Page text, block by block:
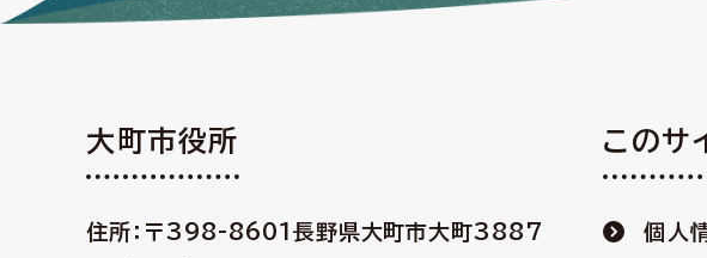
大町市役所
住所：〒398-8601 長野県大町市大町3887
このサ
個人